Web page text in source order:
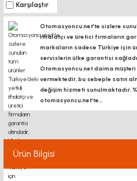
Karşılaştır
Otomasyoncu.net’te sizlere
ithalatçı ve üretici firmaların
markaların sadece Türkiye için
servislerin ülke garantisi
Otomasyoncu.net daima
vermektedir. bu sebeple satın
değişim hizmeti sunulmaktadır.
otomasyoncu.net’te...
Ürün Bilgisi